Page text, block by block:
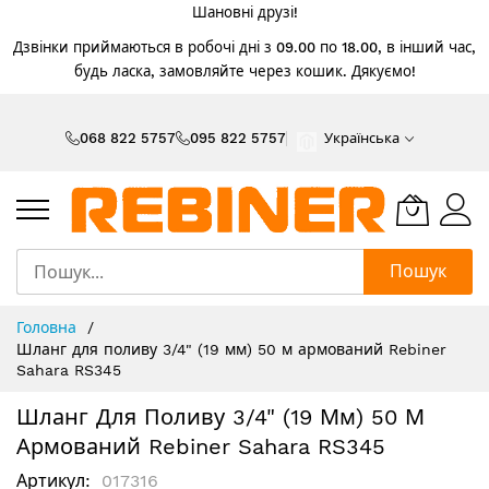
Шановні друзі!
Дзвінки приймаються в робочі дні з 09.00 по 18.00, в інший час,
будь ласка, замовляйте через кошик. Дякуємо!
068 822 5757 095 822 5757 Українська
Пошук
Головна
Шланг для поливу 3/4" (19 мм) 50 м армований Rebiner
Sahara RS345
Шланг Для Поливу 3/4" (19 Мм) 50 М
Армований Rebiner Sahara RS345
Артикул 017316